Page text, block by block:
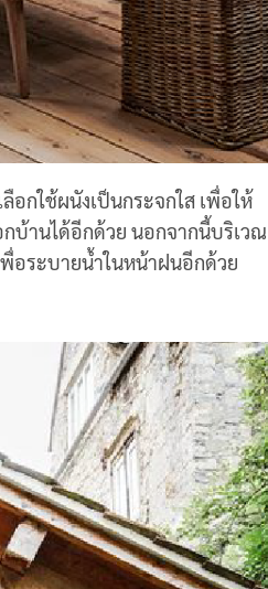
อกใช้ผนังเป็นกระจกใส เพื่อให้
กบ้านได้อีกด้วย นอกจากนี้บริเวณ
อระบายน้ำในหน้าฝนอีกด้วย